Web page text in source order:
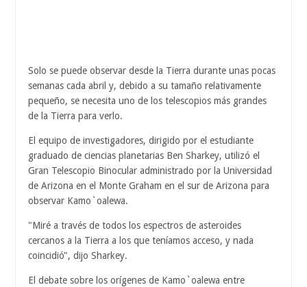
Solo se puede observar desde la Tierra durante unas pocas
semanas cada abril y, debido a su tamaño relativamente
pequeño, se necesita uno de los telescopios más grandes
de la Tierra para verlo.
El equipo de investigadores, dirigido por el estudiante
graduado de ciencias planetarias Ben Sharkey, utilizó el
Gran Telescopio Binocular administrado por la Universidad
de Arizona en el Monte Graham en el sur de Arizona para
observar Kamo`oalewa.
"Miré a través de todos los espectros de asteroides
cercanos a la Tierra a los que teníamos acceso, y nada
coincidió", dijo Sharkey.
El debate sobre los orígenes de Kamo`oalewa entre